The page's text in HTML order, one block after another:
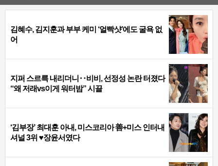
김혜수, 김지훈과 부부 케미 ‘얼빡샷’에도 굴욕 없
어
지퍼 스르륵 내리더니‥비비, 선정성 논란 터졌다
“왜 저래vs이게 워터밤” 시끌
‘김부장’ 최대훈 아내, 미스코리아 善+미스 인터내
셔널 3위 ♥장윤서였다